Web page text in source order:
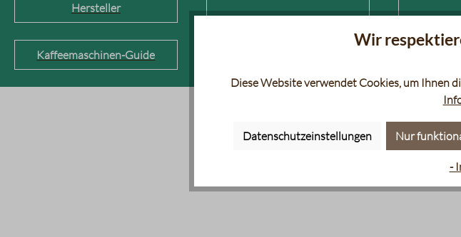
Hersteller
Kaffeemaschinen-Guide
Wir
Diese Website verwendet Cookies, um Ihnen
Datenschutzeinstellungen Nur
-